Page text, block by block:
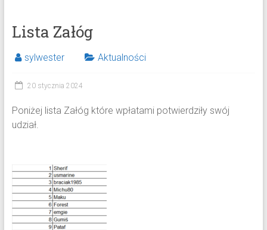
Lista Załóg
sylwester Aktualności
20 stycznia 2024
Poniżej lista Załóg które wpłatami potwierdziły swój
udział.